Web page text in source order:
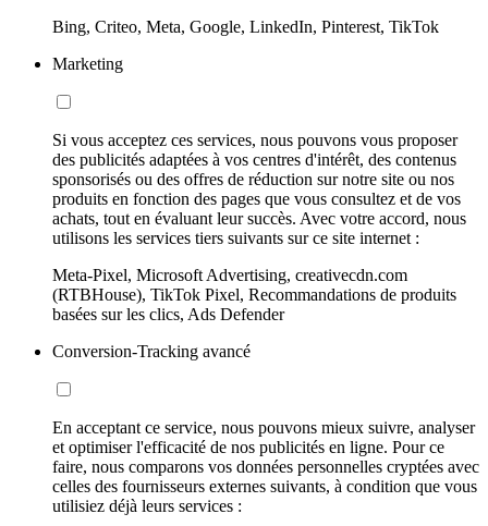
Bing, Criteo, Meta, Google, LinkedIn, Pinterest, TikTok
Marketing
Si vous acceptez ces services, nous pouvons vous proposer
des publicités adaptées à vos centres d'intérêt, des contenus
sponsorisés ou des offres de réduction sur notre site ou nos
produits en fonction des pages que vous consultez et de vos
achats, tout en évaluant leur succès. Avec votre accord, nous
utilisons les services tiers suivants sur ce site internet :
Meta-Pixel, Microsoft Advertising, creativecdn.com
(RTBHouse), TikTok Pixel, Recommandations de produits
basées sur les clics, Ads Defender
Conversion-Tracking avancé
En acceptant ce service, nous pouvons mieux suivre, analyser
et optimiser l'efficacité de nos publicités en ligne. Pour ce
faire, nous comparons vos données personnelles cryptées avec
celles des fournisseurs externes suivants, à condition que vous
utilisiez déjà leurs services :